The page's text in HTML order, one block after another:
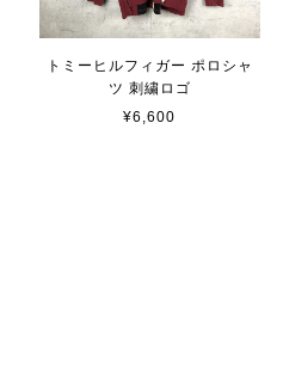
トミーヒルフィガー ポロシャ
ツ 刺繍ロゴ
¥6,600